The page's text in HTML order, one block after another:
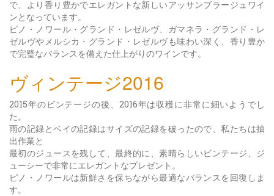
で、より香り豊かでエレガントな新しいアッサンブラージュワイ
ンとなっています。
ピノ・ノワール・グランド・レゼルヴ、ガマネラ・グランド・レ
ゼルヴやメルシカ・グランド・レゼルヴも味わい深く、香り豊か
で完璧なバランスを備えた仕上がりのワインです。
ヴィンテージ2016
2015年のビンテージの後、2016年は収穫に非常に細いようでし
た。
雨の記録とベイの記録はサイズの記録を破ったので、私たちは抽
出作業と
最初のジュースを残して、最終的に、素晴らしいビンテージ、ジ
ューシーで非常にエレガントなプレゼント。
ピノ・ノワールは新鮮さを保ちながら最適なバランスを回復しま
す。